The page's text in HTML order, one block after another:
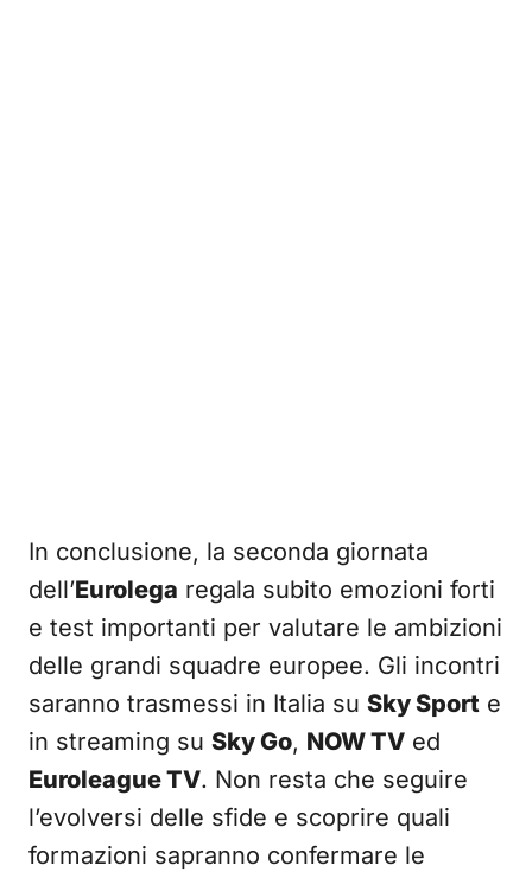
In conclusione, la seconda giornata
dell’Eurolega regala subito emozioni forti
e test importanti per valutare le ambizioni
delle grandi squadre europee. Gli incontri
saranno trasmessi in Italia su Sky Sport e
in streaming su Sky Go, NOW TV ed
Euroleague TV. Non resta che seguire
l’evolversi delle sfide e scoprire quali
formazioni sapranno confermare le